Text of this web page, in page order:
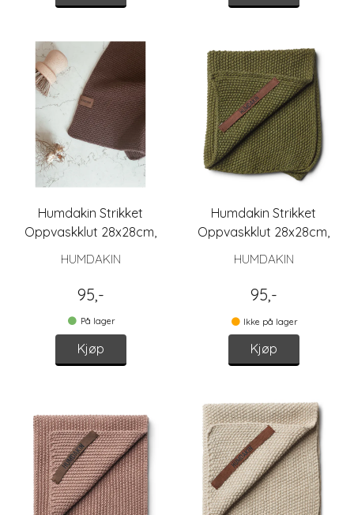
Humdakin Strikket
Oppvaskklut 28x28cm,
HUMDAKIN
95,-
På lager
Kjøp
Humdakin Strikket
Oppvaskklut 28x28cm,
HUMDAKIN
95,-
Ikke på lager
Kjøp